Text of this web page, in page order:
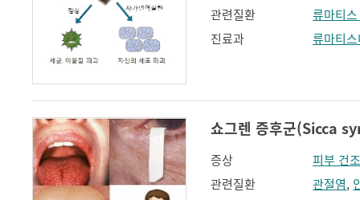
관련질환
류마티
진료과
류마티
쇼그렌 증후군(Sicca
증상
피부 건
관련질환
관절염,